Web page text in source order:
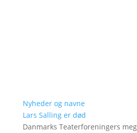
Nyheder og navne
Lars Salling er død
Danmarks Teaterforeningers